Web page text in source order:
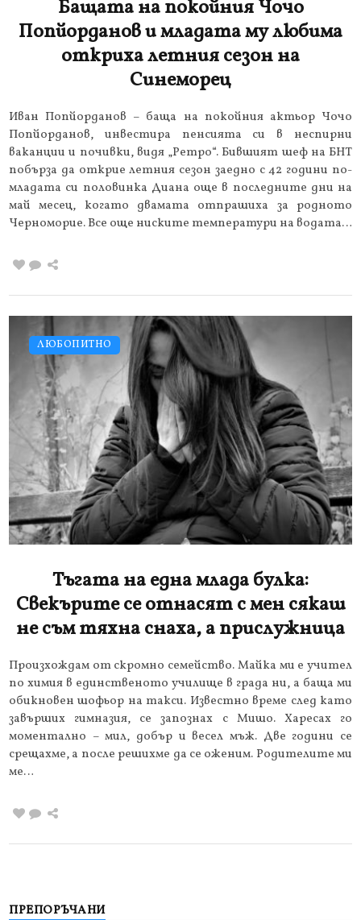
Бащата на покойния Чочо
Попйорданов и младата му любима
откриха летния сезон на
Синеморец
Иван Попйорданов – баща на покойния актьор Чочо
Попйорданов, инвестира пенсията си в неспирни
ваканции и почивки, видя „Ретро“. Бившият шеф на БНТ
побърза да открие летния сезон заедно с 42 години по-
младата си половинка Диана още в последните дни на
май месец, когато двамата отпрашиха за родното
Черноморие. Все още ниските температури на водата…
ЛЮБОПИТНО
Тъгата на една млада булка:
Свекърите се отнасят с мен сякаш
не съм тяхна снаха, а прислужница
Произхождам от скромно семейство. Майка ми е учител
по химия в единственото училище в града ни, а баща ми
обикновен шофьор на такси. Известно време след като
завърших гимназия, се запознах с Мишо. Харесах го
моментално – мил, добър и весел мъж. Две години се
срещахме, а после решихме да се оженим. Родителите ми
ме…
ПРЕПОРЪЧАНИ